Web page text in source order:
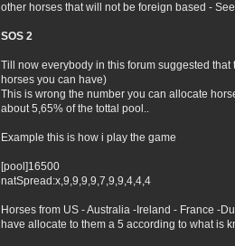
other horses that will not be foreign based -
SOS 2
Till now everybody in this forum suggested
horses you can have)
This is wrong the number you can allocate
about 5,65% of the tottal pool..
Example this is how i play the game
[pool]16500
natSpread:x,9,9,9,9,7,9,9,4,4,4
Horses from US - Australia -Ireland - France -
have allocate to them a 5 according to what is